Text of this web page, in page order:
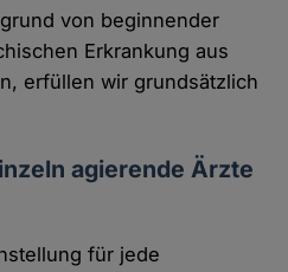
von beginnender
Erkrankung aus
erfüllen wir grundsätzlich
agierende Ärzte
für jede